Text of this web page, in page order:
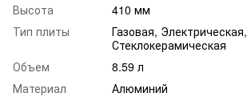
Высота
410 мм
Тип плиты
Газовая, Электрическая,
Стеклокерамическая
Объем
8.59 л
Материал
Алюминий